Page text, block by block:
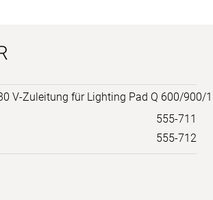
V-Zuleitung für Lighting Pad Q 600/900/
555-711
555-712